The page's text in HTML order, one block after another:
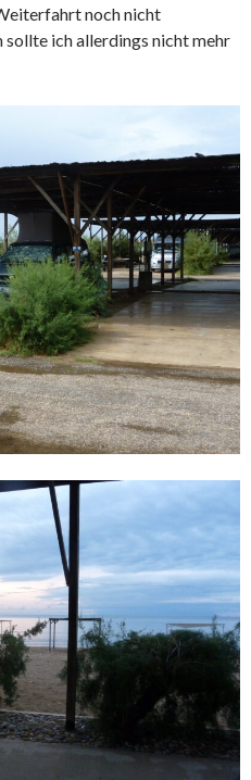
noch nicht
sollte ich allerdings nicht mehr